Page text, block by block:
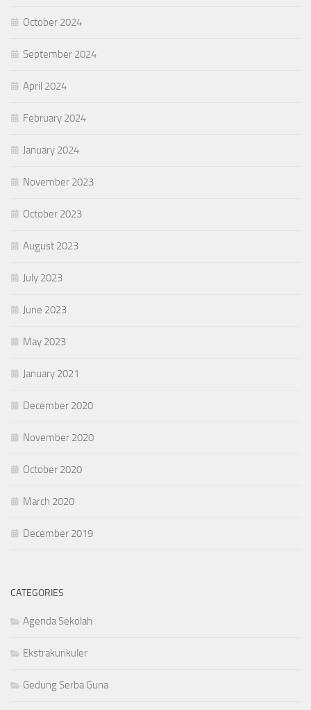
October 2024
September 2024
April 2024
February 2024
January 2024
November 2023
October 2023
August 2023
July 2023
June 2023
May 2023
January 2021
December 2020
November 2020
October 2020
March 2020
December 2019
CATEGORIES
Agenda Sekolah
Ekstrakurikuler
Gedung Serba Guna